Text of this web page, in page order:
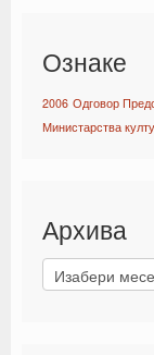
Ознаке
2006 Одговор
Министарства
Архива